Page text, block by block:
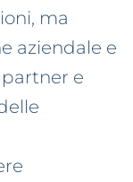
ma
aziendale e
e